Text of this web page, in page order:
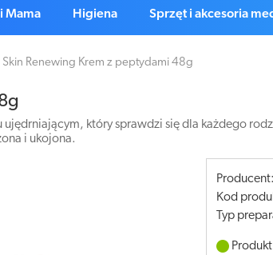
Mama Higiena Sprzęt i akcesoria
Skin Renewing Krem z peptydami 48g
ujędrniającym, który sprawdzi się dla każdego
i ukojona.
Producent:
Kod
Typ